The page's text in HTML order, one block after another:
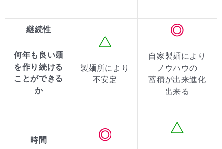
継続性
何年も良い麺
を作り続ける
ことができる
か
製麺所により
不安定
自家製麺により
ノウハウの
蓄積が出来進化
出来る
時間